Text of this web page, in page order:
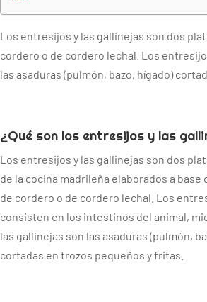
Los entresijos y las gallinejas son dos
cordero o de cordero lechal. Los
las asaduras (pulmón, bazo, hígado)
¿Qué son los entresijos y las
Los entresijos y las gallinejas son dos
de la cocina madrileña elaborados a base
de cordero o de cordero lechal. Los
consisten en los intestinos del animal,
las gallinejas son las asaduras (pulmón,
cortadas en trozos pequeños y fritas.